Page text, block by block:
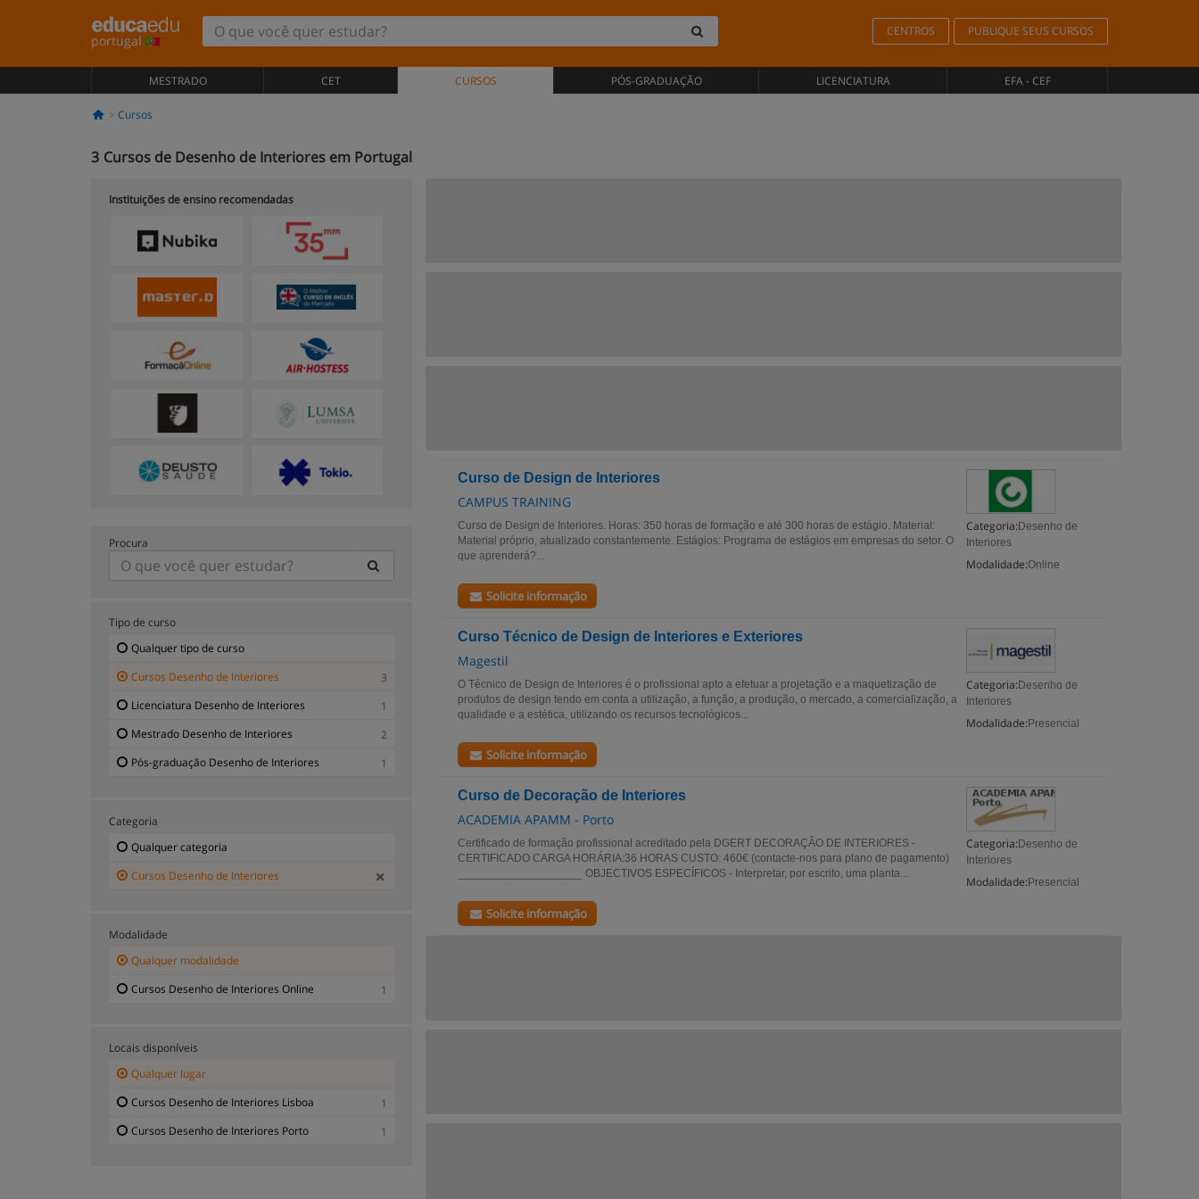
portugal
CENTROS PUBLIQUE SEUS CURSOS
MESTRADO CET CURSOS PÓS-GRADUAÇÃO LICENCIATURA EFA - CEF
Cursos
3 Cursos de Desenho de Interiores em Portugal
Curso de Design de Interiores
CAMPUS TRAINING
Categoria: Desenho de
Interiores
Modalidade:Online
Curso de Design de Interiores. Horas: 350 horas de formação e até 300 horas de estágio. Material:
Material próprio, atualizado constantemente. Estágios: Programa de estágios em empresas do setor. O
que aprenderá?...
Solicite informação
Curso Técnico de Design de Interiores e Exteriores
Magestil
Categoria: Desenho de
Interiores
Modalidade: Presencial
O Técnico de Design de Interiores é o profissional apto a efetuar a projetação e a maquetização de
produtos de design tendo em conta a utilização, a função, a produção, o mercado, a comercialização, a
qualidade e a estética, utilizando os recursos tecnológicos...
Solicite informação
Curso de Decoração de Interiores
ACADEMIA APAMM - Porto
Categoria: Desenho de
Interiores
Modalidade: Presencial
Certificado de formação profissional acreditado pela DGERT DECORAÇÃO DE INTERIORES -
CERTIFICADO CARGA HORÁRIA:36 HORAS CUSTO: 460€ (contacte-nos para plano de pagamento)
____________________ OBJECTIVOS ESPECÍFICOS - Interpretar, por escrito, uma planta...
Solicite informação
Instituições de ensino recomendadas
Procura
Tipo de curso
Qualquer tipo de curso
Cursos Desenho de Interiores
3
Licenciatura Desenho de Interiores
1
Mestrado Desenho de Interiores
2
Pós-graduação Desenho de Interiores
1
Categoria
Qualquer categoria
Cursos Desenho de Interiores
Modalidade
Qualquer modalidade
Cursos Desenho de Interiores Online
1
Locais disponíveis
Qualquer lugar
Cursos Desenho de Interiores Lisboa
1
Cursos Desenho de Interiores Porto
1